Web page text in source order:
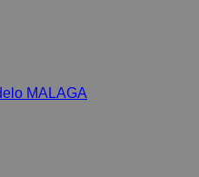
MALAGA